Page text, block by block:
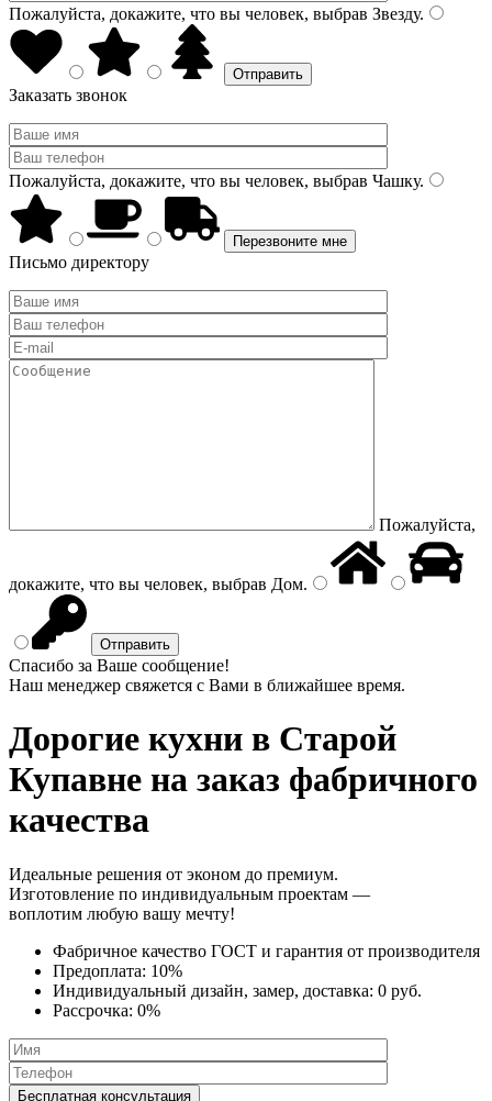
Пожалуйста, докажите, что вы человек, выбрав Звезду.
Заказать звонок
Пожалуйста, докажите, что вы человек, выбрав Чашку.
Письмо директору
Пожалуйста,
докажите, что вы человек, выбрав Дом.
Спасибо за Ваше сообщение!
Наш менеджер свяжется с Вами в ближайшее время.
Дорогие кухни в Старой
Купавне на заказ фабричного
качества
Идеальные решения от эконом до премиум.
Изготовление по индивидуальным проектам —
воплотим любую вашу мечту!
Фабричное качество ГОСТ и гарантия от производителя
Предоплата: 10%
Индивидуальный дизайн, замер, доставка: 0 руб.
Рассрочка: 0%